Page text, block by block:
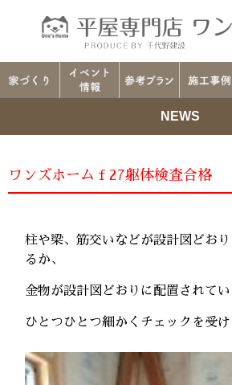
NEWS
ワンズホームｆ27躯体検査合格
柱や梁、筋交いなどが設計図どお
るか、
金物が設計図どおりに配置されてい
ひとつひとつ細かくチェックを受け